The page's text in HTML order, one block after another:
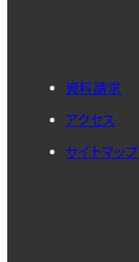
資料請求
アクセス
サイトマップ